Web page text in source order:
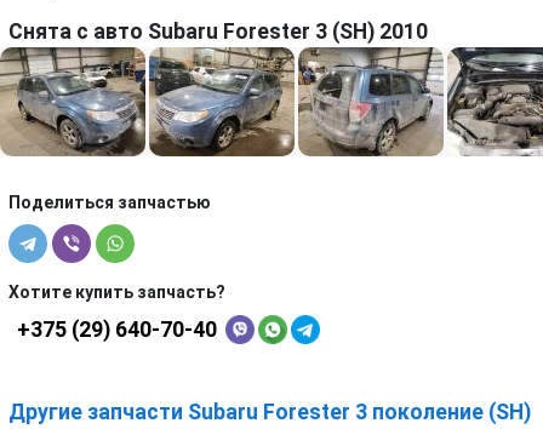
Снята с авто Subaru Forester 3 (SH) 2010
Поделиться запчастью
Хотите купить запчасть?
+375 (29) 640-70-40
Другие запчасти Subaru Forester 3 поколение (SH)